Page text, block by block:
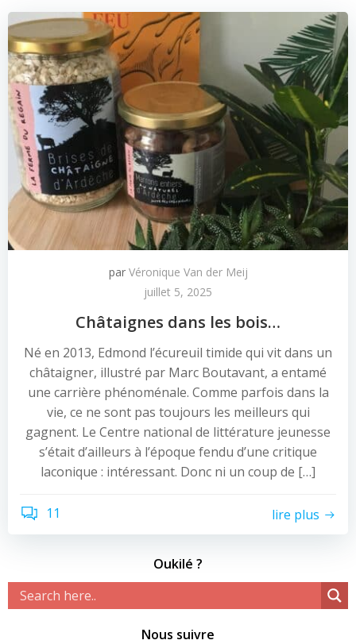
par Véronique Van der Meij
juillet 5, 2025
Châtaignes dans les bois…
Né en 2013, Edmond l’écureuil timide qui vit dans un
châtaigner, illustré par Marc Boutavant, a entamé
une carrière phénoménale. Comme parfois dans la
vie, ce ne sont pas toujours les meilleurs qui
gagnent. Le Centre national de littérature jeunesse
s’était d’ailleurs à l’époque fendu d’une critique
laconique : intéressant. Donc ni un coup de […]
11 lire plus
Oukilé ?
Nous suivre